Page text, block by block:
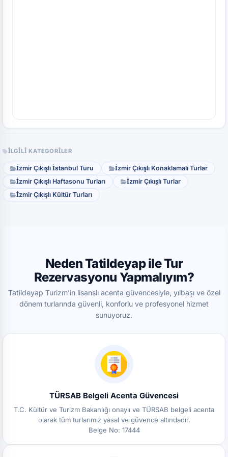
İLGILI KATEGORILER
İzmir Çıkışlı İstanbul Turu​
İzmir Çıkışlı Konaklamalı Turlar
İzmir Çıkışlı Haftasonu Turları
İzmir Çıkışlı Turlar
İzmir Çıkışlı Kültür Turları
Neden Tatildeyap ile Tur
Rezervasyonu Yapmalıyım?
Tatildeyap Turizm’in lisanslı acenta güvencesiyle, yılbaşı ve özel
dönem turlarında güvenli, konforlu ve profesyonel hizmet
sunuyoruz.
TÜRSAB Belgeli Acenta Güvencesi
T.C. Kültür ve Turizm Bakanlığı onaylı ve TÜRSAB belgeli acenta
olarak tüm turlarımız yasal ve güvence altındadır.
Belge No: 17444